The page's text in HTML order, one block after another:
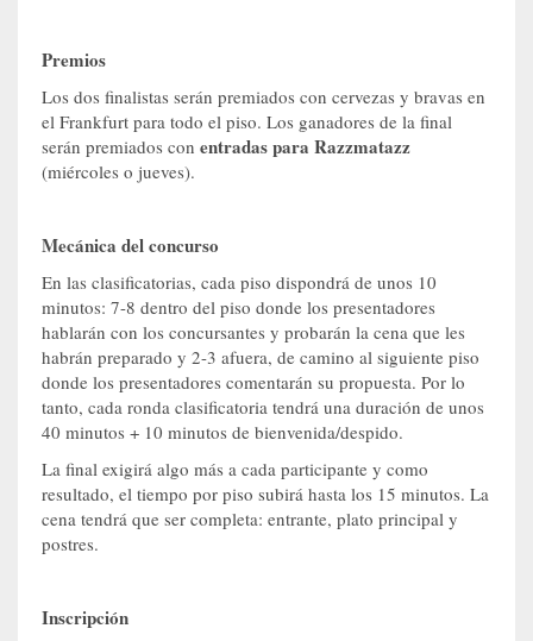
Premios
Los dos finalistas serán premiados con cervezas y bravas en
el Frankfurt para todo el piso. Los ganadores de la final
serán premiados con entradas para Razzmatazz
(miércoles o jueves).
Mecánica del concurso
En las clasificatorias, cada piso dispondrá de unos 10
minutos: 7-8 dentro del piso donde los presentadores
hablarán con los concursantes y probarán la cena que les
habrán preparado y 2-3 afuera, de camino al siguiente piso
donde los presentadores comentarán su propuesta. Por lo
tanto, cada ronda clasificatoria tendrá una duración de unos
40 minutos + 10 minutos de bienvenida/despido.
La final exigirá algo más a cada participante y como
resultado, el tiempo por piso subirá hasta los 15 minutos. La
cena tendrá que ser completa: entrante, plato principal y
postres.
Inscripción